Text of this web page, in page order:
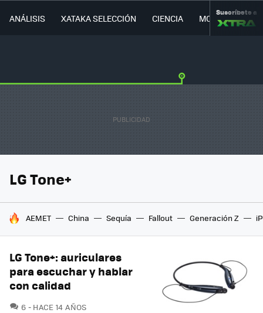
ANÁLISIS XATAKA SELECCIÓN CIENCIA MOVILIDAD
Suscríbete a
LG Tone+
HOY SE HABLA DE
AEMET China Sequía Fallout Generación Z
LG Tone+: auriculares
para escuchar y hablar
con calidad
6 COMENTARIOS
HACE 14 AÑOS